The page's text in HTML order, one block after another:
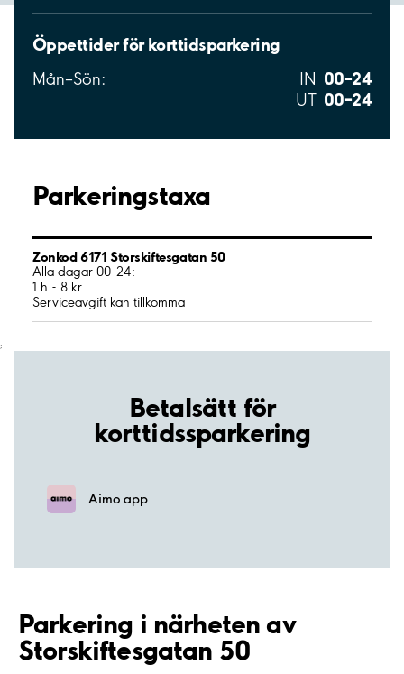
Öppettider för korttidsparkering
Mån–Sön: IN 00–24
UT 00–24
Parkeringstaxa
Zonkod 6171 Storskiftesgatan 50
Alla dagar 00-24:
1 h - 8 kr
Serviceavgift kan tillkomma
;
Betalsätt för
korttidssparkering
Aimo app
Parkering i närheten av
Storskiftesgatan 50